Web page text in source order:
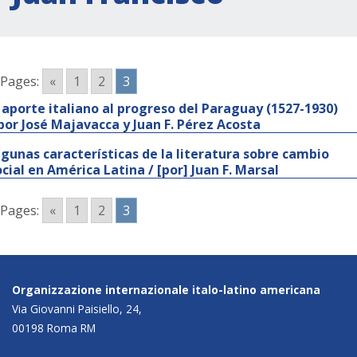
Pages: « 1 2
3
aporte italiano al progreso del Paraguay (1527-1930)
José Majavacca y Juan F. Pérez Acosta
características de la literatura sobre cambio
en América Latina / [por] Juan F. Marsal
Pages: « 1 2 3
Organizzazione internazionale italo-latino americana
Via Giovanni Paisiello, 24,
00198 Roma RM